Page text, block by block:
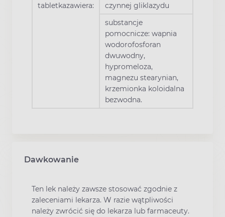
tabletkazawiera:
czynnej gliklazydu
substancje
pomocnicze: wapnia
wodorofosforan
dwuwodny,
hypromeloza,
magnezu stearynian,
krzemionka koloidalna
bezwodna.
Dawkowanie
Ten lek należy zawsze stosować zgodnie z
zaleceniami lekarza. W razie wątpliwości
należy zwrócić się do lekarza lub farmaceuty.